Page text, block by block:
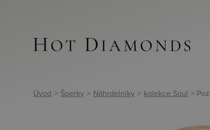
Úvod > Šperky > Náhrdelníky > kolekce Soul >